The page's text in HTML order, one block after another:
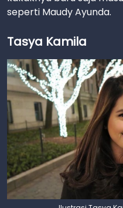
seperti Maudy Ayunda.
Tasya Kamila